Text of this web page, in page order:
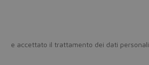
e accettato il trattamento dei dati personali